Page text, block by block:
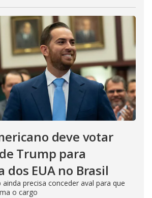
deve votar
Trump para
dos EUA no Brasil
precisa conceder aval para que
o cargo